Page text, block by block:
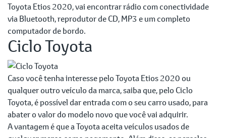
Toyota Etios 2020, vai encontrar rádio com conectividade
via Bluetooth, reprodutor de CD, MP3 e um completo
computador de bordo.
Ciclo Toyota
Caso você tenha interesse pelo Toyota Etios 2020 ou
qualquer outro veículo da marca, saiba que, pelo Ciclo
Toyota, é possível dar entrada com o seu carro usado, para
abater o valor do modelo novo que você vai adquirir.
A vantagem é que a Toyota aceita veículos usados de